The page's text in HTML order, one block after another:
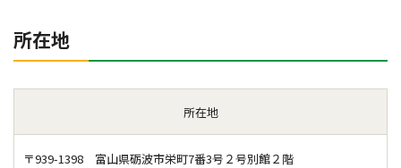
所在地
所在地
〒939-1398 富山県砺波市栄町7番3号２号別館２階